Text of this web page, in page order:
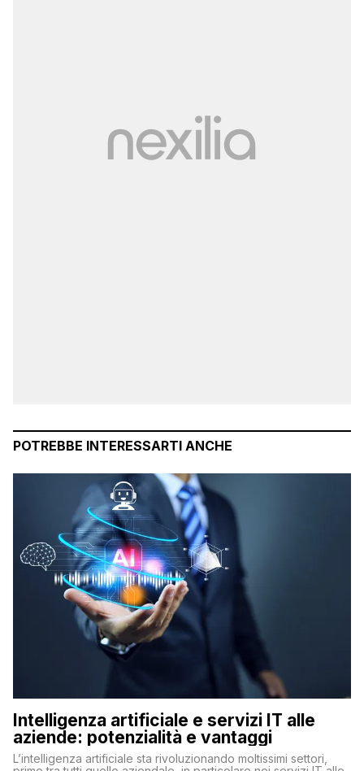
POTREBBE INTERESSARTI ANCHE
Intelligenza artificiale e servizi IT alle
aziende: potenzialità e vantaggi
L’intelligenza artificiale sta rivoluzionando moltissimi settori,